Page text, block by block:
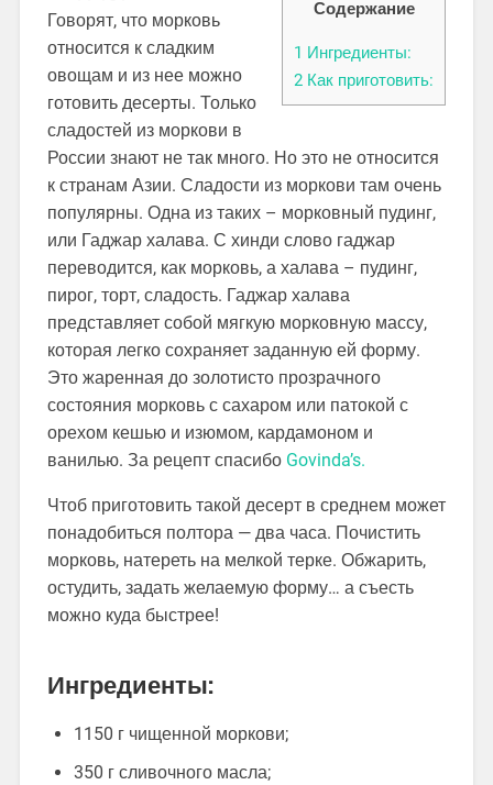
Содержание
1 Ингредиенты:
2 Как приготовить:
Говорят, что морковь
относится к сладким
овощам и из нее можно
готовить десерты. Только
сладостей из моркови в
России знают не так много. Но это не относится
к странам Азии. Сладости из моркови там очень
популярны. Одна из таких – морковный пудинг,
или Гаджар халава. С хинди слово гаджар
переводится, как морковь, а халава – пудинг,
пирог, торт, сладость. Гаджар халава
представляет собой мягкую морковную массу,
которая легко сохраняет заданную ей форму.
Это жаренная до золотисто прозрачного
состояния морковь с сахаром или патокой с
орехом кешью и изюмом, кардамоном и
ванилью. За рецепт спасибо Govinda’s.
Чтоб приготовить такой десерт в среднем может
понадобиться полтора — два часа. Почистить
морковь, натереть на мелкой терке. Обжарить,
остудить, задать желаемую форму… а съесть
можно куда быстрее!
Ингредиенты:
1150 г чищенной моркови;
350 г сливочного масла;